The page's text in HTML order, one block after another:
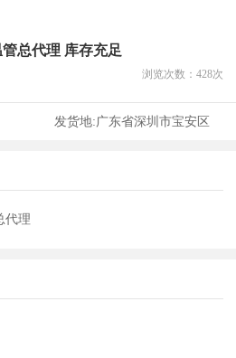
总代理 库存充足
浏览次数： 428次
发货地:广东省深圳市宝安区
代理